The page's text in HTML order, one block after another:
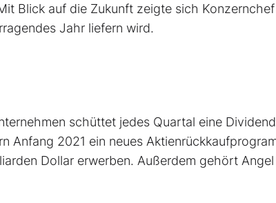
Blick auf die Zukunft zeigte sich Konzernchef
Jahr liefern wird.
schüttet jedes Quartal eine
Anfang 2021 ein neues
Dollar erwerben. Außerdem gehört